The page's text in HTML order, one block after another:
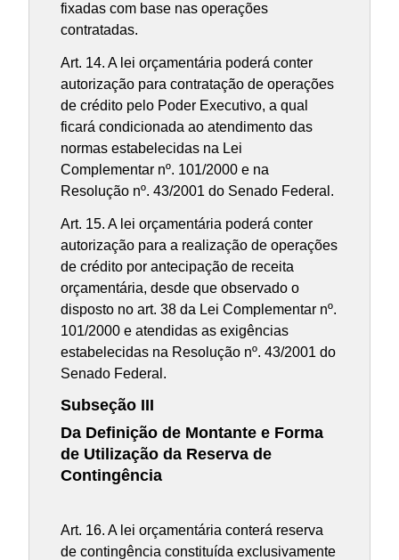
fixadas com base nas operações
contratadas.
Art. 14. A lei orçamentária poderá conter
autorização para contratação de operações
de crédito pelo Poder Executivo, a qual
ficará condicionada ao atendimento das
normas estabelecidas na Lei
Complementar nº. 101/2000 e na
Resolução nº. 43/2001 do Senado Federal.
Art. 15. A lei orçamentária poderá conter
autorização para a realização de operações
de crédito por antecipação de receita
orçamentária, desde que observado o
disposto no art. 38 da Lei Complementar nº.
101/2000 e atendidas as exigências
estabelecidas na Resolução nº. 43/2001 do
Senado Federal.
Subseção III
Da Definição de Montante e Forma
de Utilização da Reserva de
Contingência
Art. 16. A lei orçamentária conterá reserva
de contingência constituída exclusivamente